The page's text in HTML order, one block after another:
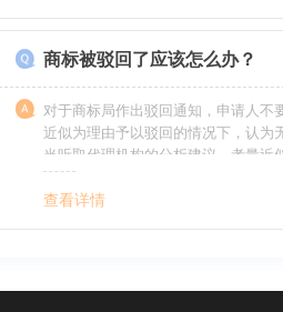
无法全面的停止维护。
商标被驳回了应该怎么办？
对于商标局作出驳回通知，申请人不
近似为理由予以驳回的情况下，认为
当听取代理机构的分析建议，考量近
最终决定是选择放弃还是进行复审，
利益（很多商标最后取得成功都是复
查看详情